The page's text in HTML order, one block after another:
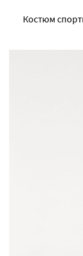
Костюм